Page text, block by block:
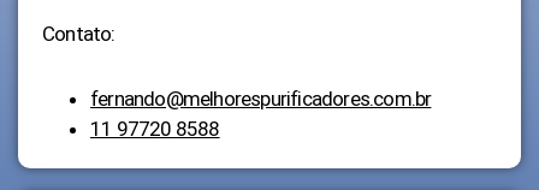
Contato:
fernando@melhorespurificadores.com.br
11 97720 8588